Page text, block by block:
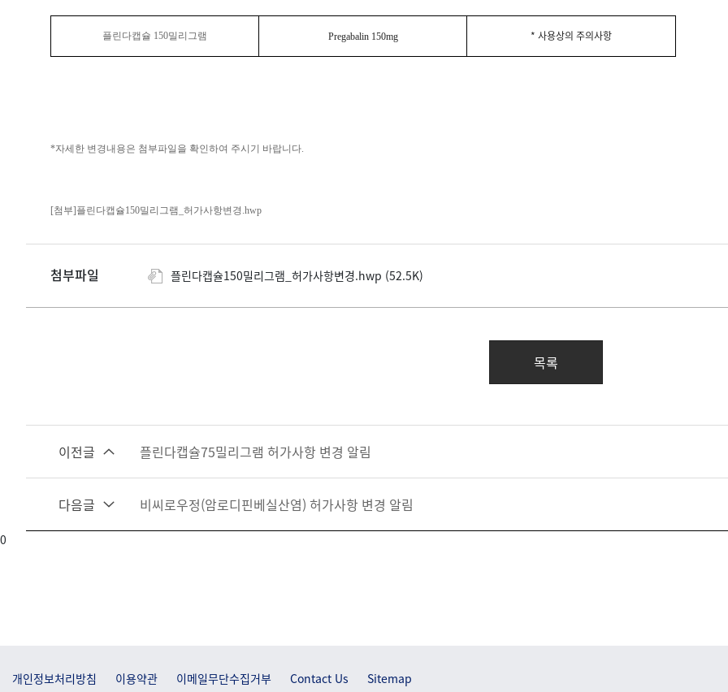
플린다캡슐 150밀리그램 Pregabalin 150mg * 사용상의 주의사항
*자세한 변경내용은 첨부파일을 확인하여 주시기 바랍니다.
[첨부]플린다캡슐150밀리그램_허가사항변경.hwp
첨부파일 플린다캡슐150밀리그램_허가사항변경.hwp (52.5K)
목록
이전글 플린다캡슐75밀리그램 허가사항 변경 알림
다음글 비씨로우정(암로디핀베실산염) 허가사항 변경 알림
0
개인정보처리방침 이용약관 이메일무단수집거부 Contact Us Sitemap